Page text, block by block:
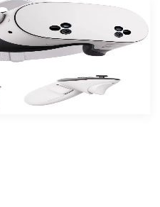
реальности Oculus